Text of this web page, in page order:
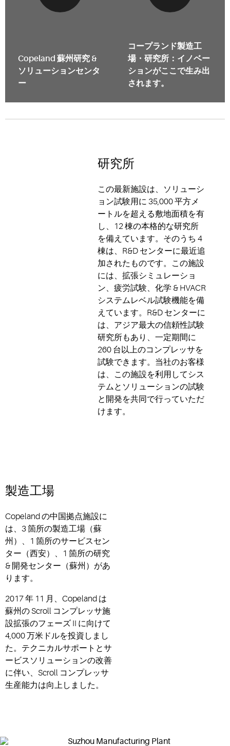
Copeland 蘇州研究 &
ソリューションセンタ
ー
コープランド製造工
場・研究所：イノベー
ションがここで生み出
されます。
研究所
この最新施設は、ソリューシ
ョン試験用に 35,000 平方メ
ートルを超える敷地面積を有
し、12 棟の本格的な研究所
を備えています。そのうち 4
棟は、R&D センターに最近追
加されたものです。この施設
には、拡張シミュレーショ
ン、疲労試験、化学 & HVACR
システムレベル試験機能を備
えています。R&D センターに
は、アジア最大の信頼性試験
研究所もあり、一定期間に
260 台以上のコンプレッサを
試験できます。当社のお客様
は、この施設を利用してシス
テムとソリューションの試験
と開発を共同で行っていただ
けます。
製造工場
Copeland の中国拠点施設に
は、3 箇所の製造工場（蘇
州）、1 箇所のサービスセン
ター（西安）、1 箇所の研究
& 開発センター（蘇州）があ
ります。
2017 年 11 月、Copeland は
蘇州の Scroll コンプレッサ施
設拡張のフェーズ II に向けて
4,000 万米ドルを投資しまし
た。テクニカルサポートとサ
ービスソリューションの改善
に伴い、Scroll コンプレッサ
生産能力は向上しました。